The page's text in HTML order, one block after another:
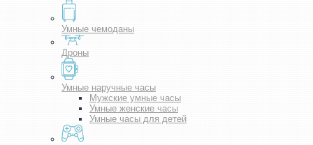
Умные чемоданы
Дроны
Умные наручные часы
Мужские умные часы
Умные женские часы
Умные часы для детей